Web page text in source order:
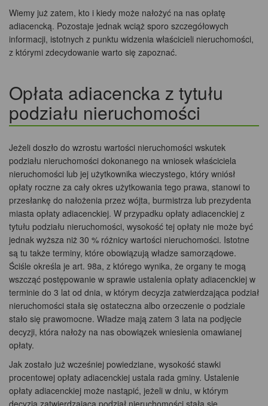
Wiemy już zatem, kto i kiedy może nałożyć na nas opłatę
adiacencką. Pozostaje jednak wciąż sporo szczegółowych
informacji, istotnych z punktu widzenia właścicieli nieruchomości,
z którymi zdecydowanie warto się zapoznać.
Opłata adiacencka z tytułu
podziału nieruchomości
Jeżeli doszło do wzrostu wartości nieruchomości wskutek
podziału nieruchomości dokonanego na wniosek właściciela
nieruchomości lub jej użytkownika wieczystego, który wniósł
opłaty roczne za cały okres użytkowania tego prawa, stanowi to
przesłankę do nałożenia przez wójta, burmistrza lub prezydenta
miasta opłaty adiacenckiej. W przypadku opłaty adiacenckiej z
tytułu podziału nieruchomości, wysokość tej opłaty nie może być
jednak wyższa niż 30 % różnicy wartości nieruchomości. Istotne
są tu także terminy, które obowiązują władze samorządowe.
Ściśle określa je art. 98a, z którego wynika, że organy te mogą
wszcząć postępowanie w sprawie ustalenia opłaty adiacenckiej w
terminie do 3 lat od dnia, w którym decyzja zatwierdzająca podział
nieruchomości stała się ostateczna albo orzeczenie o podziale
stało się prawomocne. Władze mają zatem 3 lata na podjęcie
decyzji, która nałoży na nas obowiązek wniesienia omawianej
opłaty.
Jak zostało już wcześniej powiedziane, wysokość stawki
procentowej opłaty adiacenckiej ustala rada gminy. Ustalenie
opłaty adiacenckiej może nastąpić, jeżeli w dniu, w którym
decyzja zatwierdzająca podział nieruchomości stała się